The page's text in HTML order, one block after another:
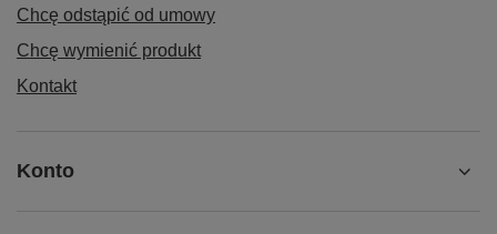
Chcę odstąpić od umowy
Chcę wymienić produkt
Kontakt
Konto